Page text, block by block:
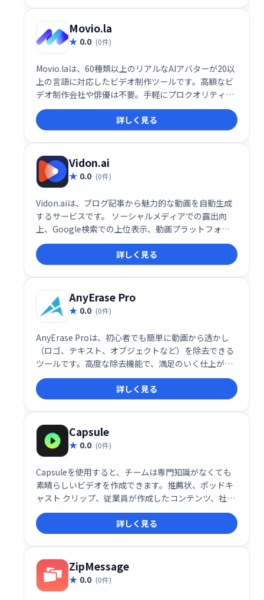
Movio.la
0.0 (0件)
Movio.laは、60種類以上のリアルなAIアバターが20以
上の言語に対応したビデオ制作ツールです。高額なビ
デオ制作会社や俳優は不要。手軽にプロクオリティの
動画を作成できます。時間とコストを大幅に削減し、
独自のビデオスタジオを手に入れましょう。
詳しく見る
Vidon.ai
0.0 (0件)
Vidon.aiは、ブログ記事から魅力的な動画を自動生成
するサービスです。 ソーシャルメディアでの露出向
上、Google検索での上位表示、動画プラットフォー
ムでのコンテンツ共有を支援します。 ブログ記事を簡
単に動画化し、効果的なコンテンツマーケティングを
実現できます。
詳しく見る
AnyErase Pro
0.0 (0件)
AnyErase Proは、初心者でも簡単に動画から透かし
（ロゴ、テキスト、オブジェクトなど）を除去できる
ツールです。高度な除去機能で、満足のいく仕上がり
を実現。さらに、テキストやブランドを動画に合わせ
てカスタマイズすることで、ブランド認知度向上にも
貢献します。動画編集の効率化とクオリティ向上をサ
ポートします。
詳しく見る
Capsule
0.0 (0件)
Capsuleを使用すると、チームは専門知識がなくても
素晴らしいビデオを作成できます。推薦状、ポッドキ
ャスト クリップ、従業員が作成したコンテンツ、社内
コミュニケーション ビデオ、販売と成功のビデオなど
を作成します。
詳しく見る
ZipMessage
0.0 (0件)